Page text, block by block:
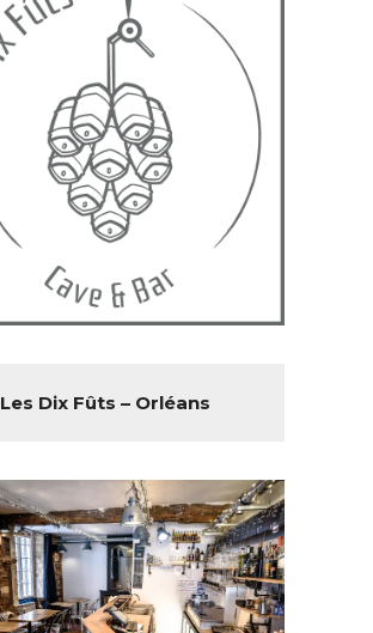
Les Dix Fûts – Orléans